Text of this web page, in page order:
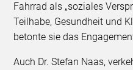
Fahrrad als „soziales
Teilhabe, Gesundheit und
betonte sie das
Auch Dr. Stefan Naas,